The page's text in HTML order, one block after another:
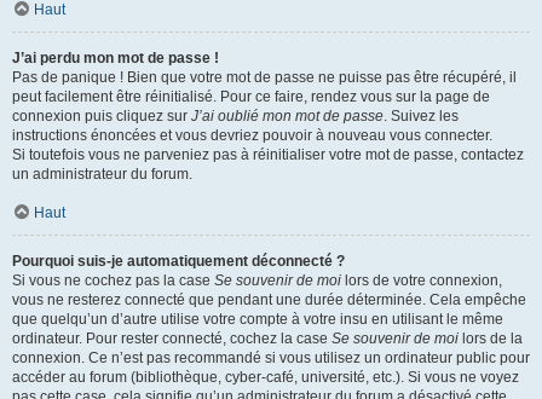
Haut
J’ai perdu mon mot de passe !
Pas de panique ! Bien que votre mot de passe ne puisse pas être récupéré, il
peut facilement être réinitialisé. Pour ce faire, rendez vous sur la page de
connexion puis cliquez sur J’ai oublié mon mot de passe. Suivez les
instructions énoncées et vous devriez pouvoir à nouveau vous connecter.
Si toutefois vous ne parveniez pas à réinitialiser votre mot de passe, contactez
un administrateur du forum.
Haut
Pourquoi suis-je automatiquement déconnecté ?
Si vous ne cochez pas la case Se souvenir de moi lors de votre connexion,
vous ne resterez connecté que pendant une durée déterminée. Cela empêche
que quelqu’un d’autre utilise votre compte à votre insu en utilisant le même
ordinateur. Pour rester connecté, cochez la case Se souvenir de moi lors de la
connexion. Ce n’est pas recommandé si vous utilisez un ordinateur public pour
accéder au forum (bibliothèque, cyber-café, université, etc.). Si vous ne voyez